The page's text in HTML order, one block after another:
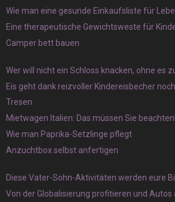
Wie man eine gesunde Einkaufsliste für
Eine therapeutische Gewichtsweste für
Camper bett bauen
Wer will nicht ein Schloss knacken, ohne es
Eis geht dank reizvoller Kindereisbecher
Tresen
Mietwagen Italien: Das müssen Sie beachten!
Wie man Paprika-Setzlinge pflegt
Anzuchtbox selbst anfertigen
Diese Vater-Sohn-Aktivitäten werden eure
Von der Globalisierung profitieren und